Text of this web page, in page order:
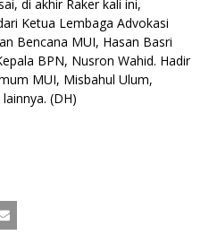
di akhir Raker kali ini,
Ketua Lembaga Advokasi
Bencana MUI, Hasan Basri
BPN, Nusron Wahid. Hadir
MUI, Misbahul Ulum,
(DH)